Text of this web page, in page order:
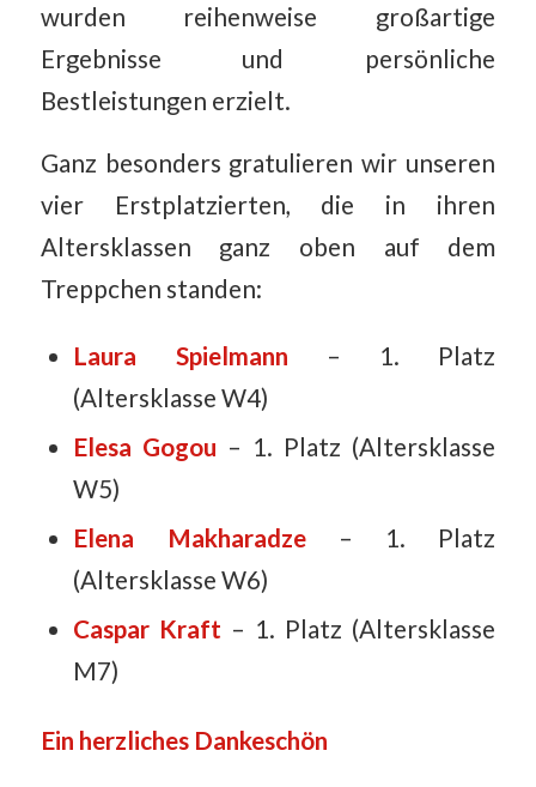
wurden reihenweise großartige
Ergebnisse und persönliche
Bestleistungen erzielt.
Ganz besonders gratulieren wir unseren
vier Erstplatzierten, die in ihren
Altersklassen ganz oben auf dem
Treppchen standen:
Laura Spielmann – 1. Platz
(Altersklasse W4)
Elesa Gogou – 1. Platz (Altersklasse
W5)
Elena Makharadze– 1. Platz
(Altersklasse W6)
Caspar Kraft – 1. Platz (Altersklasse
M7)
Ein herzliches Dankeschön